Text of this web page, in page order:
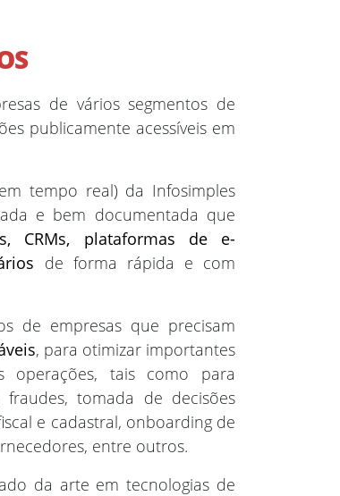
de vários segmentos de
publicamente acessíveis em
tempo real) da Infosimples
e bem documentada que
CRMs, plataformas de e-
de forma rápida e com
de empresas que precisam
, para otimizar importantes
operações, tais como para
tomada de decisões
e cadastral, onboarding de
entre outros.
da arte em tecnologias de